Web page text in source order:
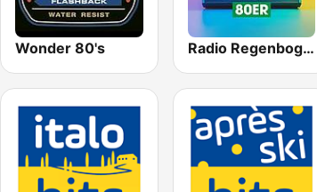
Wonder 80's Radio Regenbogen - 80er